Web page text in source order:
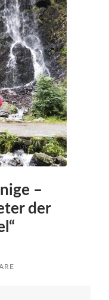
–
der